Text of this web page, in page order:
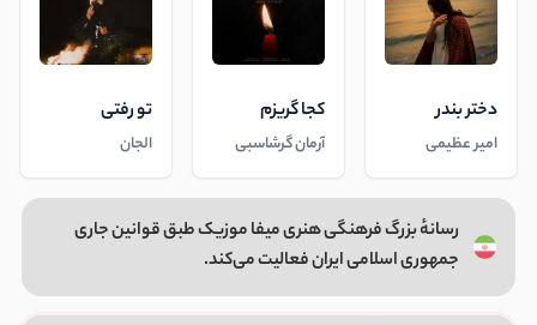
دختر بندر
امیر عظیمی
کجا گریزم
آرمان گرشاسبی
تو رفتی
الجان
رسانهٔ بزرگ فرهنگی هنری میفا موزیک طبق قوانین جاری
جمهوری اسلامی ایران فعالیت می‌کند.